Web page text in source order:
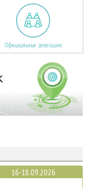
Официальные делегации
16-18.09.2026